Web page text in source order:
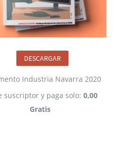
Industria Navarra 2020
Gratis
suscriptor y paga solo: 0,00
DESCARGAR